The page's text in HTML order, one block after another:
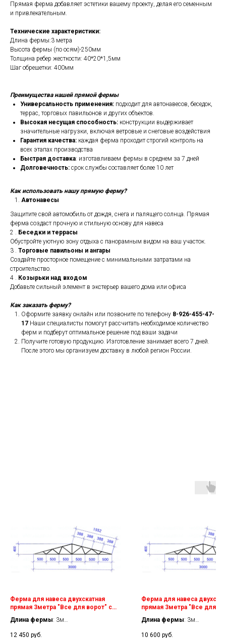
Прямая ферма добавляет эстетики вашему проекту, делая его семенным
и привлекательным.
Технические характеристики:
Длина фермы:3 метра
Высота фермы (по осям)-250мм
Толщина ребер жесткости: 40*20*1,5мм
Шаг обрешетки: 400мм
Преимущества нашей прямой фермы
Универсальность применения: подходит для автонавесов, беседок,
террас, торговых павильонов и других объектов.
Высокая несущая способность: конструкции выдерживает
значительные нагрузки, включая ветровые и снеговые воздействия
Гарантия качества: каждая ферма проходит строгий контроль на
всех этапах производства
Быстрая доставка: изготавливаем фермы в среднем за 7 дней
Долговечность: срок службы составляет более 10 лет
Как использовать нашу прямую ферму?
Автонавесы
Защитите свой автомобиль от дождя, снега и палящего солнца. Прямая
ферма создаст прочную и стильную основу для навеса
2 . Беседки и террасы
Обустройте уютную зону отдыха с панорамным видом на ваш участок.
3 . Торговые павильоны и ангары
Создайте просторное помещение с минимальными затратами на
строительство.
4 . Козырьки над входом
Добавьте сильный элемент в экстерьер вашего дома или офиса
Как заказать ферму?
Оформите заявку онлайн или позвоните по телефону 8-926-455-47-
17 Наши специалисты помогут рассчитать необходимое количество
ферм и подберут оптимальное решение под ваши задачи
Получите готовую продукцию. Изготовление занимает всего 7 дней.
После этого мы организуем доставку в любой регион России.
Ферма для навеса двухскатная
прямая 3метра "Все для ворот" с
кронштейнами обребровки и
порошковым окрашиванием
Длина фермы: 3м
12 450 руб.
Ферма для навеса
прямая 3метра "Все для
кронштейнами обребровки
Длина фермы: 3м
10 600 руб.